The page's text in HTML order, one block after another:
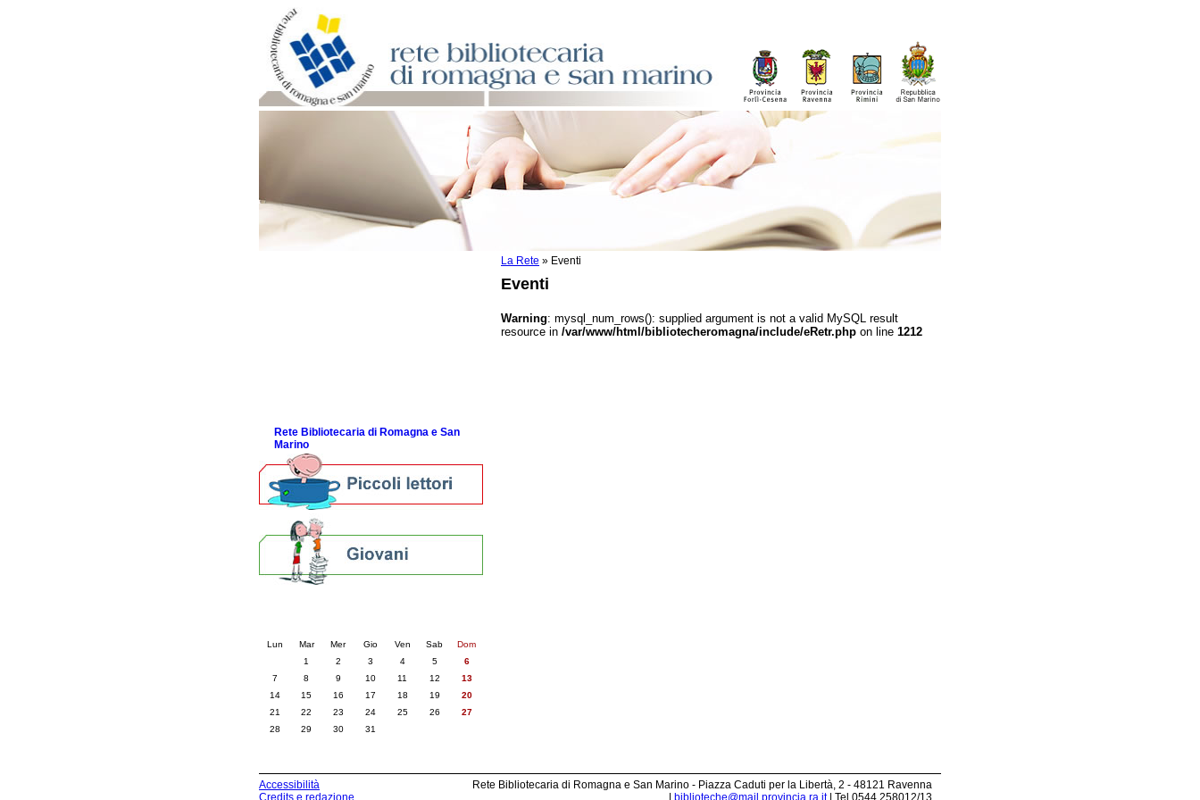
La Rete » Eventi
Eventi
Warning: mysql_num_rows(): supplied argument is not a valid MySQL result
resource in /var/www/html/bibliotecheromagna/include/eRetr.php on line 1212
Rete Bibliotecaria di Romagna e San
Marino
Lun Mar Mer Gio Ven Sab
Dom
1
2 3 4 5
6
7
8 9 10 11 12
13
14
15 16 17 18 19
20
21
22 23 24 25 26
27
28
29 30 31
Accessibilità
Credits e redazione
Rete Bibliotecaria di Romagna e San Marino - Piazza Caduti per la Libertà, 2 - 48121 Ravenna
biblioteche@mail.provincia.ra.it| Tel 0544.258012/13